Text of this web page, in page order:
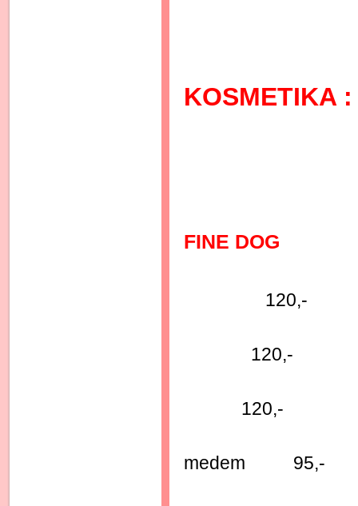
FINE DOG
120,-
120,-
120,-
medem 95,-